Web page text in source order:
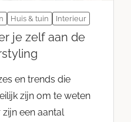
Huis & tuin Interieur
je zelf aan de
en trends die
zijn om te weten
een aantal